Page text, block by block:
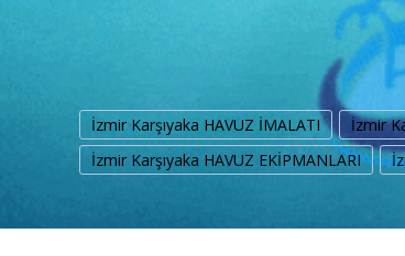
İzmir Karşıyaka HAVUZ İMALATI İzmir
İzmir Karşıyaka HAVUZ EKİPMANLARI